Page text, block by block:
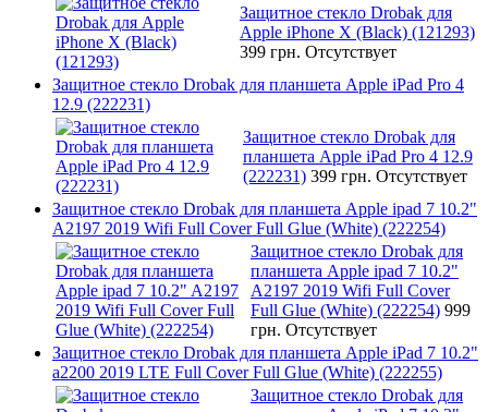
Защитное стекло Drobak для
Apple iPhone X (Black) (121293)
399 грн. Отсутствует
Защитное стекло Drobak для планшета Apple iPad Pro 4
12.9 (222231)
Защитное стекло Drobak для
планшета Apple iPad Pro 4 12.9
(222231) 399 грн. Отсутствует
Защитное стекло Drobak для планшета Apple ipad 7 10.2"
A2197 2019 Wifi Full Cover Full Glue (White) (222254)
Защитное стекло Drobak для
планшета Apple ipad 7 10.2"
A2197 2019 Wifi Full Cover
Full Glue (White) (222254) 999
грн. Отсутствует
Защитное стекло Drobak для планшета Apple iPad 7 10.2"
a2200 2019 LTE Full Cover Full Glue (White) (222255)
Защитное стекло Drobak для